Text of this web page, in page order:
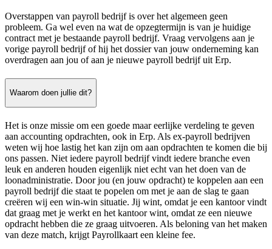
Overstappen van payroll bedrijf is over het algemeen geen
probleem. Ga wel even na wat de opzegtermijn is van je huidige
contract met je bestaande payroll bedrijf. Vraag vervolgens aan je
vorige payroll bedrijf of hij het dossier van jouw onderneming kan
overdragen aan jou of aan je nieuwe payroll bedrijf uit Erp.
Waarom doen jullie dit?
Het is onze missie om een goede maar eerlijke verdeling te geven
aan accounting opdrachten, ook in Erp. Als ex-payroll bedrijven
weten wij hoe lastig het kan zijn om aan opdrachten te komen die bij
ons passen. Niet iedere payroll bedrijf vindt iedere branche even
leuk en anderen houden eigenlijk niet echt van het doen van de
loonadministratie. Door jou (en jouw opdracht) te koppelen aan een
payroll bedrijf die staat te popelen om met je aan de slag te gaan
creëren wij een win-win situatie. Jij wint, omdat je een kantoor vindt
dat graag met je werkt en het kantoor wint, omdat ze een nieuwe
opdracht hebben die ze graag uitvoeren. Als beloning van het maken
van deze match, krijgt Payrollkaart een kleine fee.